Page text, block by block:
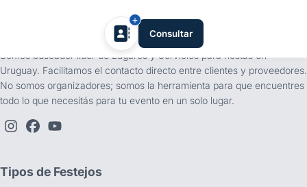
Consultar
Somos buscador líder de Lugares y Servicios para fiestas en
Uruguay. Facilitamos el contacto directo entre clientes y proveedores.
No somos organizadores; somos la herramienta para que encuentres
todo lo que necesitás para tu evento en un solo lugar.
Tipos de Festejos